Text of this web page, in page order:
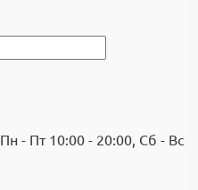
Пн - Пт 10:00 - 20:00, Сб - Вс